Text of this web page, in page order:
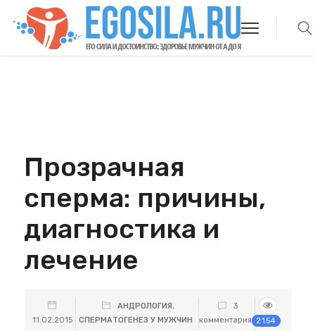
Прозрачная
сперма: причины,
диагностика и
лечение
11.02.2015
АНДРОЛОГИЯ,
СПЕРМАТОГЕНЕЗ У МУЖЧИН
3
комментария 2154